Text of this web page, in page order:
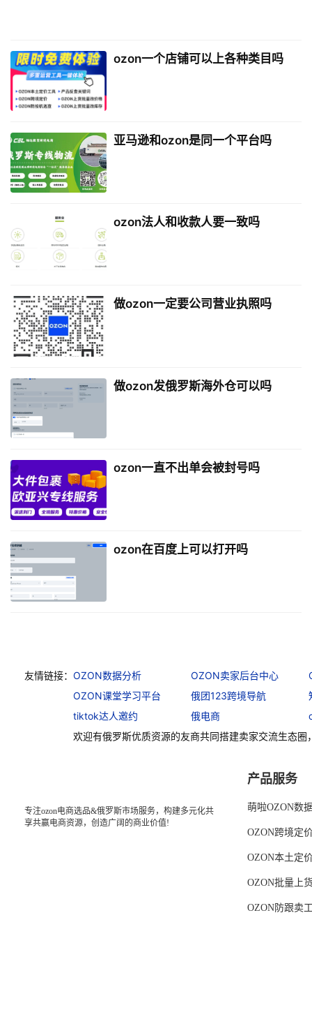
ozon一个店铺可以上各种类目吗
亚马逊和ozon是同一个平台吗
ozon法人和收款人要一致吗
做ozon一定要公司营业执照吗
做ozon发俄罗斯海外仓可以吗
ozon一直不出单会被封号吗
ozon在百度上可以打开吗
友情链接： OZON数据分析 OZON卖家后台中心
OZON课堂学习平台
俄团123跨境导航
tiktok达人邀约
俄电商
欢迎有俄罗斯优质资源的友商共同搭建卖家交流生态圈
专注ozon电商选品&俄罗斯市场服务，构建多元化共
享共赢电商资源，创造广阔的商业价值!
产品服务
萌啦OZON数
OZON跨境定
OZON本土定
OZON批量上
OZON防跟卖